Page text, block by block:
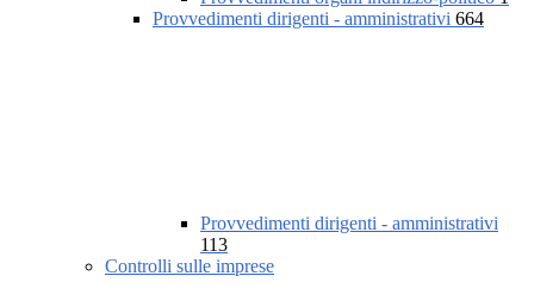
Provvedimenti dirigenti - amministrativi 664
Provvedimenti dirigenti - amministrativi
113
Controlli sulle imprese